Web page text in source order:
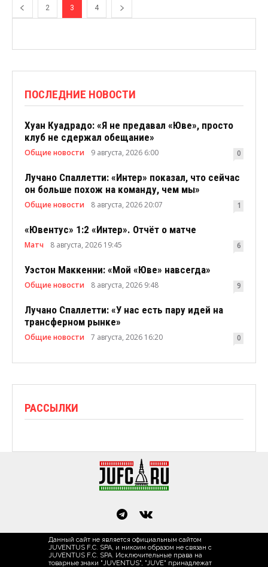
2 3 4
ПОСЛЕДНИЕ НОВОСТИ
Хуан Куадрадо: «Я не предавал «Юве», просто
клуб не сдержал обещание»
Общие новости 9 августа, 2026 6:00 0
Лучано Спаллетти: «Интер» показал, что сейчас
он больше похож на команду, чем мы»
Общие новости 8 августа, 2026 20:07 1
«Ювентус» 1:2 «Интер». Отчёт о матче
Матч 8 августа, 2026 19:45 6
Уэстон Маккенни: «Мой «Юве» навсегда»
Общие новости 8 августа, 2026 9:48 9
Лучано Спаллетти: «У нас есть пару идей на
трансферном рынке»
Общие новости 7 августа, 2026 16:20 0
РАССЫЛКИ
Данный сайт не является официальным сайтом
JUVENTUS F.C. SPA, и никоим образом не связан с
JUVENTUS F.C. SPA. Исключительные права на
товарные знаки "JUVENTUS", "JUVE" принадлежат